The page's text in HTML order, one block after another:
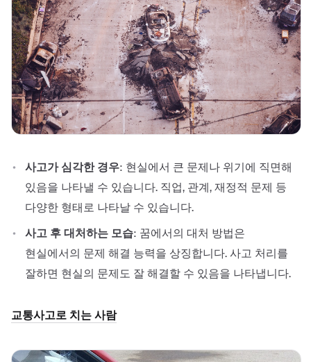
사고가 심각한 경우: 현실에서 큰 문제나 위기에 직면해
있음을 나타낼 수 있습니다. 직업, 관계, 재정적 문제 등
다양한 형태로 나타날 수 있습니다.
사고 후 대처하는 모습: 꿈에서의 대처 방법은
현실에서의 문제 해결 능력을 상징합니다. 사고 처리를
잘하면 현실의 문제도 잘 해결할 수 있음을 나타냅니다.
교통사고로 치는 사람